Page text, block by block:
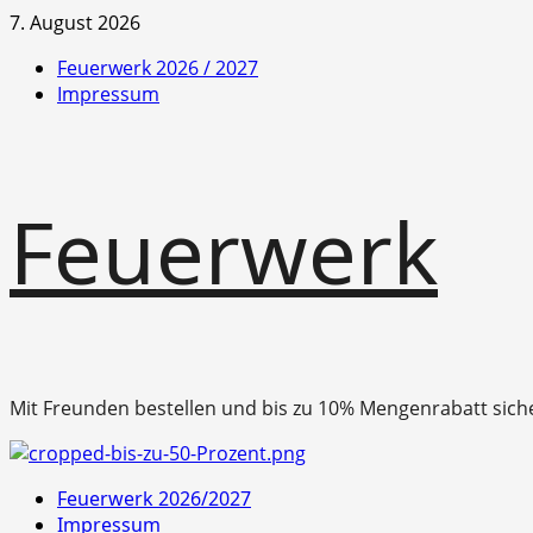
Zum
springen
7. August 2026
Feuerwerk 2026 / 2027
Impressum
Feuerwerk
Mit Freunden bestellen und bis zu 10% Mengenrabatt
Primäres
Menü
Feuerwerk 2026/2027
Impressum